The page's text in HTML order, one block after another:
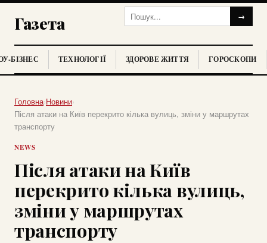
Газета →
БІЗНЕС ТЕХНОЛОГІЇ ЗДОРОВЕ ЖИТТЯ ГОРОСКОПИ
Головна›Новини›
Після атаки на Київ перекрито кілька вулиць, зміни у маршрутах
транспорту
NEWS
Після атаки на Київ
перекрито кілька вулиць,
зміни у маршрутах
транспорту